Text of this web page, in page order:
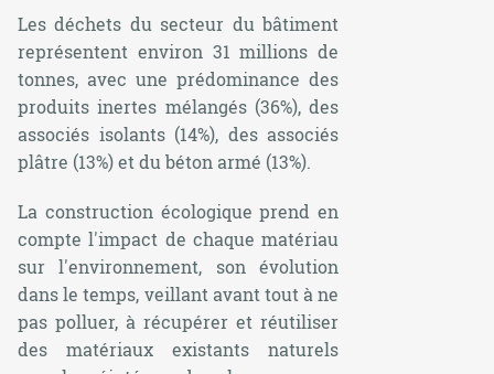
Les déchets du secteur du bâtiment
représentent environ 31 millions de
tonnes, avec une prédominance des
produits inertes mélangés (36%), des
associés isolants (14%), des associés
plâtre (13%) et du béton armé (13%).
La construction écologique prend en
compte l'impact de chaque matériau
sur l'environnement, son évolution
dans le temps, veillant avant tout à ne
pas polluer, à récupérer et réutiliser
des matériaux existants naturels